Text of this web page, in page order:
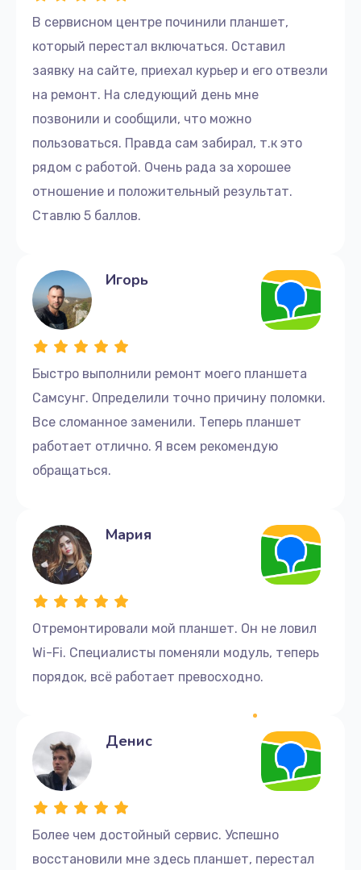
В сервисном центре починили планшет,
который перестал включаться. Оставил
заявку на сайте, приехал курьер и его отвезли
на ремонт. На следующий день мне
позвонили и сообщили, что можно
пользоваться. Правда сам забирал, т.к это
рядом с работой. Очень рада за хорошее
отношение и положительный результат.
Ставлю 5 баллов.
Быстро выполнили ремонт моего планшета
Самсунг. Определили точно причину поломки.
Все сломанное заменили. Теперь планшет
работает отлично. Я всем рекомендую
обращаться.
Игорь
Отремонтировали мой планшет. Он не ловил
Wi-Fi. Специалисты поменяли модуль, теперь
порядок, всё работает превосходно.
Мария
Более чем достойный сервис. Успешно
восстановили мне здесь планшет, перестал
Денис